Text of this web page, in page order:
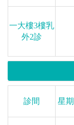
一大樓3樓乳
外2診
診間 星